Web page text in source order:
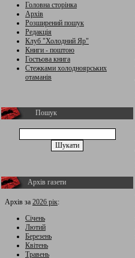
Головна сторінка
Архів
Розширений пошук
Редакція
Клуб "Холодний Яр"
Книги - поштою
Гостьова книга
Стежками холодноярських
отаманів
Пошук
Архів газети
Архів за 2026 рік:
Січень
Лютий
Березень
Квітень
Травень